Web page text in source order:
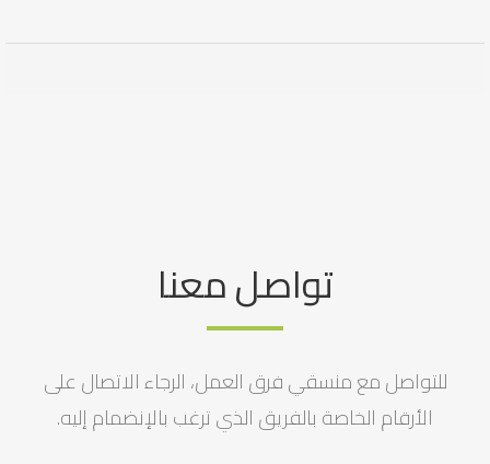
تواصل معنا
للتواصل مع منسقي فرق العمل، الرجاء الاتصال على
الأرقام الخاصة بالفريق الذي ترغب بالإنضمام إليه.